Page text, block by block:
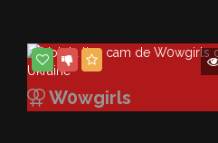
W0wgirls